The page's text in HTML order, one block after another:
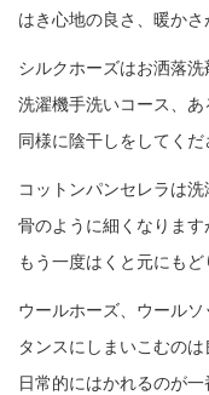
はき心地の良さ、暖かさ
シルクホーズはお洒落洗
洗濯機手洗いコース、
同様に陰干しをしてくだ
コットンパンセレラは洗
骨のように細くなりま
もう一度はくと元にもど
ウールホーズ、ウール
タンスにしまいこむの
日常的にはかれるのが一